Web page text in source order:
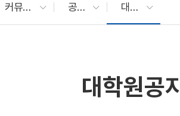
커뮤니티 공지사항 대학원공지
대학원공지